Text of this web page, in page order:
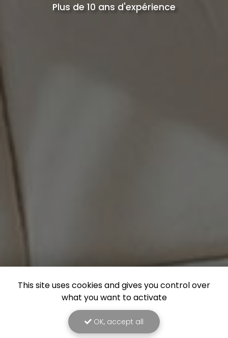
Plus de 10 ans d'expérience
This site uses cookies and gives you control over
what you want to activate
OK, accept all